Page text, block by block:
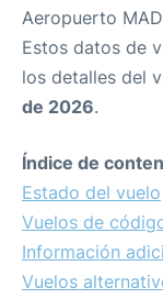
Aeropuerto
Estos datos de
los detalles del
de 2026.
Índice de
Estado del vuelo
Vuelos de
Información
Vuelos